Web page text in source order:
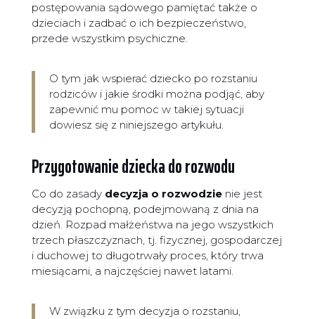
postępowania sądowego pamiętać także o
dzieciach i zadbać o ich bezpieczeństwo,
przede wszystkim psychiczne.
O tym jak wspierać dziecko po rozstaniu
rodziców i jakie środki można podjąć, aby
zapewnić mu pomoc w takiej sytuacji
dowiesz się z niniejszego artykułu.
Przygotowanie dziecka do rozwodu
Co do zasady decyzja o rozwodzienie jest
decyzją pochopną, podejmowaną z dnia na
dzień. Rozpad małżeństwa na jego wszystkich
trzech płaszczyznach, tj. fizycznej, gospodarczej
i duchowej to długotrwały proces, który trwa
miesiącami, a najczęściej nawet latami.
W związku z tym decyzja o rozstaniu,